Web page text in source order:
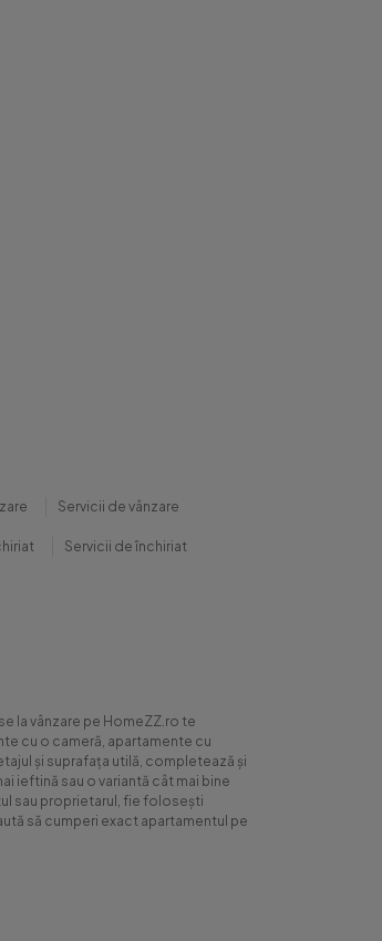
Servicii de vânzare
Servicii de închiriat
la vânzare pe HomeZZ.ro te
cu o cameră, apartamente cu
și suprafața utilă, completează și
ieftină sau o variantă cât mai bine
sau proprietarul, fie folosești
să cumperi exact apartamentul pe